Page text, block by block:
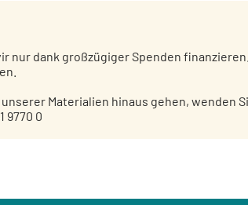
dank großzügiger Spenden
Materialien hinaus gehen, wenden
9770 0